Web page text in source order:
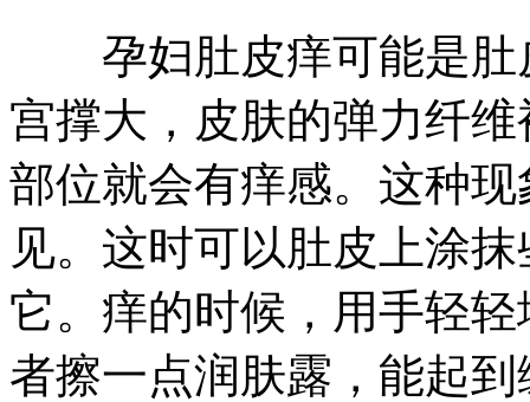
孕妇肚皮痒可能是肚
宫撑大，皮肤的弹力纤
部位就会有痒感。这种
见。这时可以肚皮上涂
它。痒的时候，用手轻
者擦一点润肤露，能起